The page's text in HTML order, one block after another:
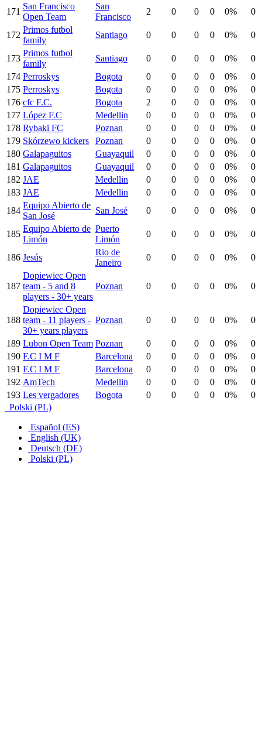
171
San Francisco
Open Team
San
Francisco
2 0 0 0 0% 0
172
Primos futbol
family
Santiago 0 0 0 0 0% 0
173
Primos futbol
family
Santiago 0 0 0 0 0%
0
174 Perroskys Bogota 0 0 0 0 0%
0
175 Perroskys Bogota 0 0 0 0 0%
0
176 cfc F.C. Bogota 2 0 0 0 0%
0
177 López F.C Medellin 0 0 0 0 0%
0
178 Rybaki FC Poznan 0 0 0 0 0%
0
179 Skórzewo kickers Poznan 0 0 0 0 0%
0
180 Galapaguitos Guayaquil 0 0 0 0 0%
0
181 Galapaguitos Guayaquil 0 0 0 0 0%
0
182 JAE Medellin 0 0 0 0 0%
0
183 JAE Medellin 0 0 0 0 0%
0
184
Equipo Abierto de
San José
San José 0 0 0 0 0% 0
185
Equipo Abierto de
Limón
Puerto
Limón
0 0 0 0 0% 0
186 Jesús
Rio de
Janeiro
0 0 0 0 0% 0
187
Dopiewiec Open
team - 5 and 8
players - 30+ years
Poznan 0 0 0 0 0% 0
188
Dopiewiec Open
team - 11 players -
30+ years players
Poznan 0 0 0 0 0% 0
189 Lubon Open Team Poznan 0 0 0 0 0%
0
190 F.C I M F Barcelona 0 0 0 0 0%
0
191 F.C I M F Barcelona 0 0 0 0 0%
0
192 AmTech Medellin 0 0 0 0 0%
0
193 Les vergadores Bogota 0 0 0 0 0%
0
Polski (PL)
Español (ES)
English (UK)
Deutsch (DE)
Polski (PL)